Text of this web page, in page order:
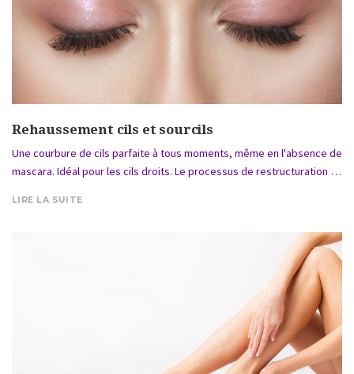
Rehaussement cils et sourcils
Une courbure de cils parfaite à tous moments, même en l'absence de
mascara. Idéal pour les cils droits. Le processus de restructuration …
LIRE LA SUITE